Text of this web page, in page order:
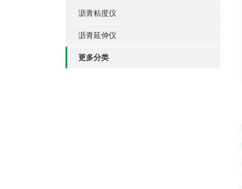
沥青粘度仪
沥青延伸仪
更多分类